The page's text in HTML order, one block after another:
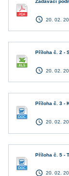
access_time 20. 02.
Příloha č. 2 -
access_time 20. 02.
Příloha č. 3 -
access_time 20. 02.
Příloha č. 5 -
access_time 20. 02.